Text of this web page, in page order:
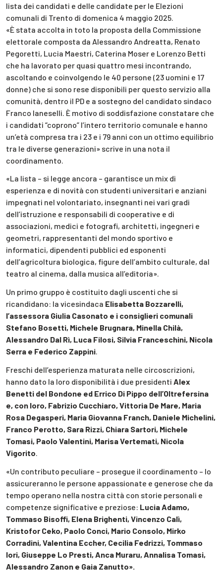
lista dei candidati e delle candidate per le Elezioni
comunali di Trento di domenica 4 maggio 2025.
«È stata accolta in toto la proposta della Commissione
elettorale composta da Alessandro Andreatta, Renato
Pegoretti, Lucia Maestri, Caterina Moser e Lorenzo Betti
che ha lavorato per quasi quattro mesi incontrando,
ascoltando e coinvolgendo le 40 persone (23 uomini e 17
donne) che si sono rese disponibili per questo servizio alla
comunità, dentro il PD e a sostegno del candidato sindaco
Franco Ianeselli. È motivo di soddisfazione constatare che
i candidati “coprono” l’intero territorio comunale e hanno
un’età compresa tra i 23 e i 79 anni con un ottimo equilibrio
tra le diverse generazioni» scrive in una nota il
coordinamento.
«La lista – si legge ancora – garantisce un mix di
esperienza e di novità con studenti universitari e anziani
impegnati nel volontariato, insegnanti nei vari gradi
dell’istruzione e responsabili di cooperative e di
associazioni, medici e fotografi, architetti, ingegneri e
geometri, rappresentanti del mondo sportivo e
informatici, dipendenti pubblici ed esponenti
dell’agricoltura biologica, figure dell’ambito culturale, dal
teatro al cinema, dalla musica all’editoria».
Un primo gruppo è costituito dagli uscenti che si
ricandidano: la vicesindaca Elisabetta Bozzarelli,
l’assessora Giulia Casonato e i consiglieri comunali
Stefano Bosetti, Michele Brugnara, Minella Chilà,
Alessandro Dal Rì, Luca Filosi, Silvia Franceschini, Nicola
Serra e Federico Zappini.
Freschi dell’esperienza maturata nelle circoscrizioni,
hanno dato la loro disponibilità i due presidenti Alex
Benetti del Bondone ed Errico Di Pippo dell’Oltrefersina
e, con loro, Fabrizio Cucchiaro, Vittoria De Mare, Maria
Rosa Degasperi, Maria Giovanna Franch, Daniele Michelini,
Franco Perotto, Sara Rizzi, Chiara Sartori, Michele
Tomasi, Paolo Valentini, Marisa Vertemati, Nicola
Vigorito.
«Un contributo peculiare – prosegue il coordinamento – lo
assicureranno le persone appassionate e generose che da
tempo operano nella nostra città con storie personali e
competenze significative e preziose: Lucia Adamo,
Tommaso Bisoffi, Elena Brighenti, Vincenzo Calì,
Kristofor Ceko, Paolo Conci, Mario Consolo, Mirko
Corradini, Valentina Eccher, Cecilia Fedrizzi, Tommaso
Iori, Giuseppe Lo Presti, Anca Muraru, Annalisa Tomasi,
Alessandro Zanon e Gaia Zanutto».